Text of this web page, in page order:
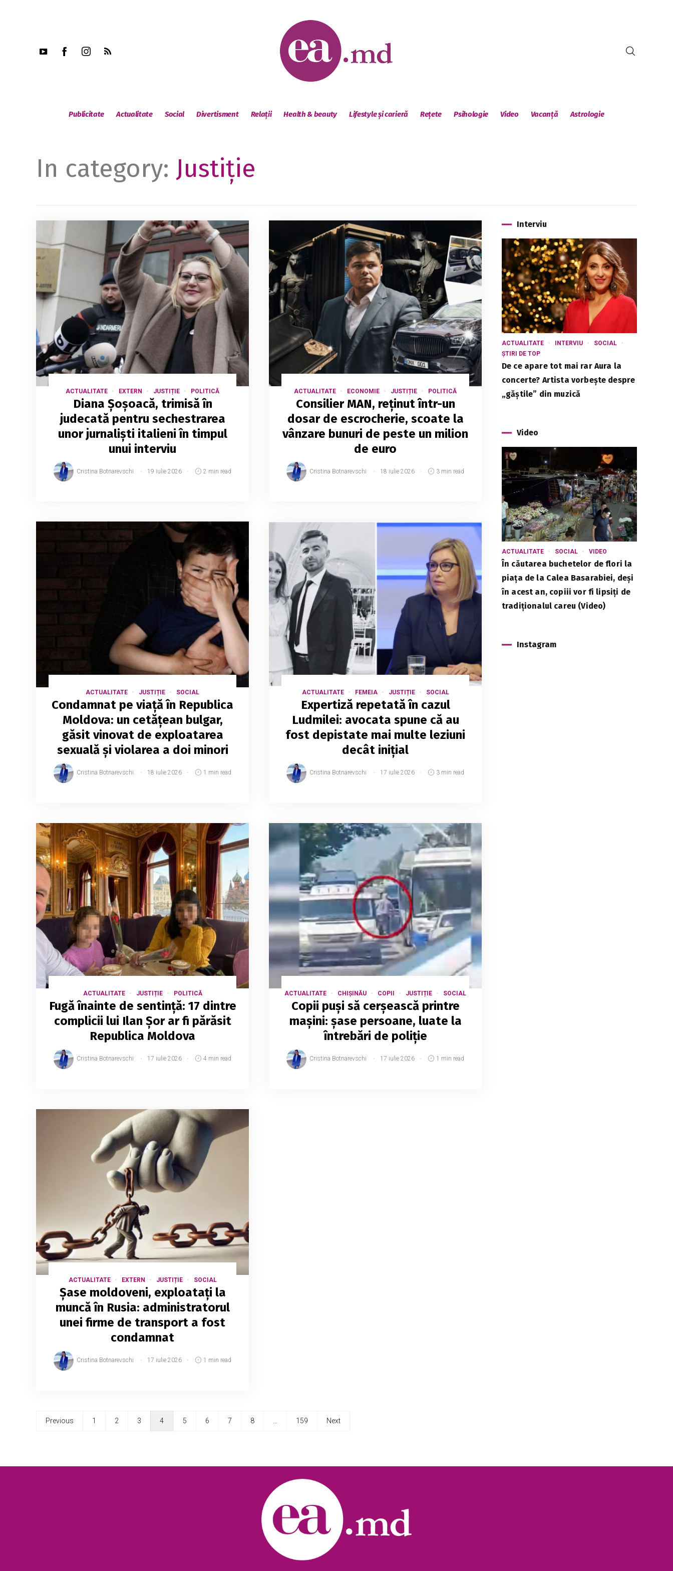
Publicitate Actualitate Social Divertisment Relații Health & beauty Lifestyle și carieră Rețete Psihologie Video Vacanță Astrologie
In category: Justiție
ACTUALITATE EXTERN JUSTIȚIE POLITICĂ
Diana Șoșoacă, trimisă în
judecată pentru sechestrarea
unor jurnaliști italieni în timpul
unui interviu
Cristina Botnarevschi 19 iulie 2026 2 min read
ACTUALITATE ECONOMIE JUSTIȚIE POLITICĂ
Consilier MAN, reținut într-un
dosar de escrocherie, scoate la
vânzare bunuri de peste un milion
de euro
Cristina Botnarevschi 18 iulie 2026 3 min read
ACTUALITATE JUSTIȚIE SOCIAL
Condamnat pe viață în Republica
Moldova: un cetățean bulgar,
găsit vinovat de exploatarea
sexuală și violarea a doi minori
Cristina Botnarevschi 18 iulie 2026 1 min read
ACTUALITATE FEMEIA JUSTIȚIE SOCIAL
Expertiză repetată în cazul
Ludmilei: avocata spune că au
fost depistate mai multe leziuni
decât inițial
Cristina Botnarevschi 17 iulie 2026 3 min read
ACTUALITATE JUSTIȚIE POLITICĂ
Fugă înainte de sentință: 17 dintre
complicii lui Ilan Șor ar fi părăsit
Republica Moldova
Cristina Botnarevschi 17 iulie 2026 4 min read
ACTUALITATE CHIȘINĂU COPII JUSTIȚIE SOCIAL
Copii puși să cerșească printre
mașini: șase persoane, luate la
întrebări de poliție
Cristina Botnarevschi 17 iulie 2026 1 min read
ACTUALITATE EXTERN JUSTIȚIE SOCIAL
Șase moldoveni, exploatați la
muncă în Rusia: administratorul
unei firme de transport a fost
condamnat
Cristina Botnarevschi 17 iulie 2026 1 min read
Previous 1 2 3 4 5 6 7 8 159 Next
Interviu
ACTUALITATE INTERVIU
SOCIAL
ȘTIRI DE TOP
De ce apare tot mai rar Aura la
concerte? Artista vorbește despre
„găștile” din muzică
Video
ACTUALITATE SOCIAL VIDEO
În căutarea buchetelor de flori la
piața de la Calea Basarabiei, deși
în acest an, copiii vor fi lipsiți de
tradiționalul careu (Video)
Instagram